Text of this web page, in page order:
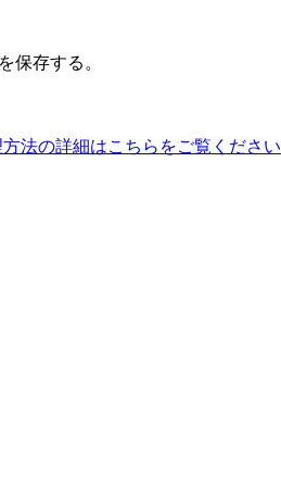
保存する。
法の詳細はこちらをご覧ください